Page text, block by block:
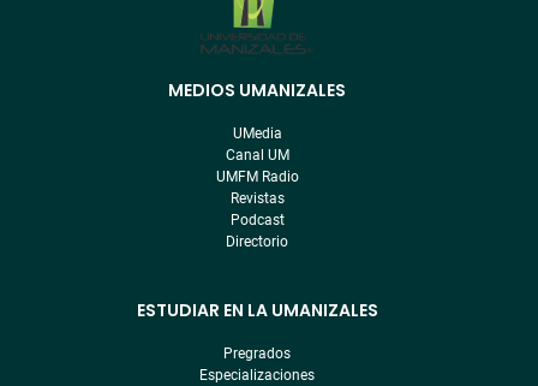
MEDIOS UMANIZALES
UMedia
Canal UM
UMFM Radio
Revistas
Podcast
Directorio
ESTUDIAR EN LA UMANIZALES
Pregrados
Especializaciones